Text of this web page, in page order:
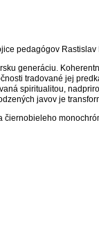
pedagógov
generáciu.
tradované jej
spiritualitou,
javov je